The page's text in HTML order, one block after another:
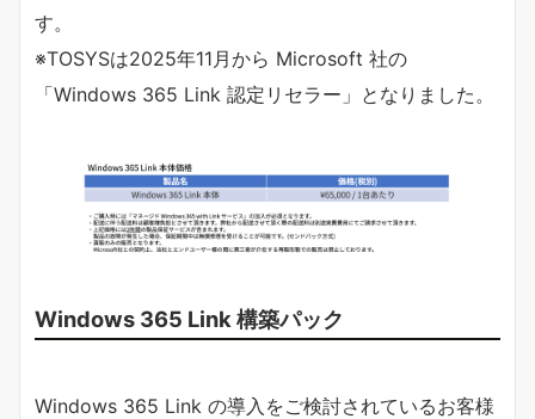
す。
※TOSYSは2025年11月から Microsoft 社の
「Windows 365 Link 認定リセラー」となりました。
Windows 365 Link 構築パック
Windows 365 Link の導入をご検討されているお客様